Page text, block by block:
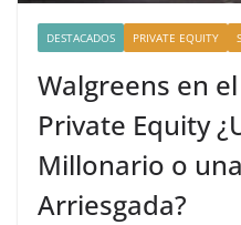
DESTACADOS PRIVATE EQUITY
Walgreens en
Private Equity
Millonario o
Arriesgada?